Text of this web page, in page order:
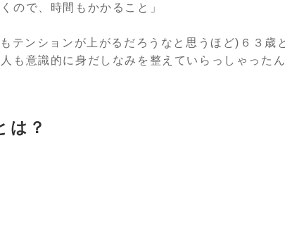
ので、時間もかかること」
テンションが上がるだろうなと思うほど)６３歳
も意識的に身だしなみを整えていらっしゃった
は？